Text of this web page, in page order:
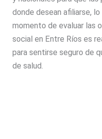
donde desean afiliarse,
momento de evaluar las
social en Entre Ríos es
para sentirse seguro de
de salud.